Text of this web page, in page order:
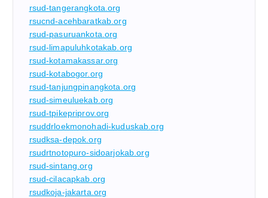
rsud-tangerangkota.org
rsucnd-acehbaratkab.org
rsud-pasuruankota.org
rsud-limapuluhkotakab.org
rsud-kotamakassar.org
rsud-kotabogor.org
rsud-tanjungpinangkota.org
rsud-simeuluekab.org
rsud-tpikepriprov.org
rsuddrloekmonohadi-kuduskab.org
rsudksa-depok.org
rsudrtnotopuro-sidoarjokab.org
rsud-sintang.org
rsud-cilacapkab.org
rsudkoja-jakarta.org